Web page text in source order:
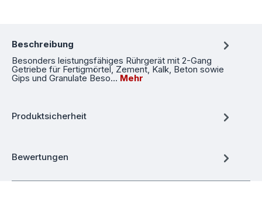
Beschreibung
Besonders leistungsfähiges Rührgerät mit 2-Gang
Getriebe für Fertigmörtel, Zement, Kalk, Beton sowie
Gips und Granulate Beso… Mehr
Produktsicherheit
Bewertungen